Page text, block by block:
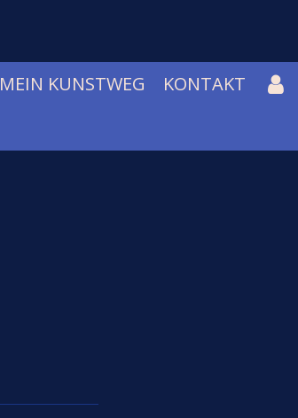
MEIN KUNSTWEG KONTAKT